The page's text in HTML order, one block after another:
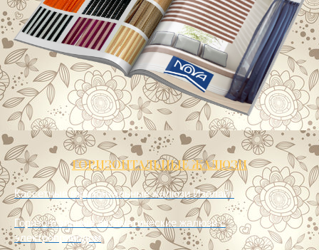
ГОРИЗОНТАЛЬНЫЕ ЖАЛЮЗИ
Кассетные горизонтальные жалюзи Изолайт
Горизонтальные автоматические жалюзи с
электроприводом